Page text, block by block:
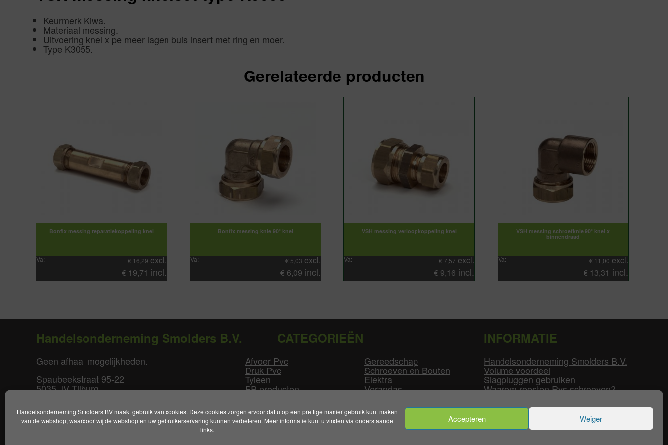
Handelsonderneming Smolders BV maakt gebruik van cookies. Deze cookies zorgen ervoor dat u op een prettige manier gebruik kunt maken
van de webshop, waardoor wij de webshop en uw gebruikerservaring kunnen verbeteren. Meer informatie kunt u vinden via onderstaande
links.
Accepteren Weiger
Keurmerk Kiwa.
Materiaal messing.
Uitvoering knel x pe meer lagen buis insert met ring en moer.
Type K3055.
Gerelateerde producten
Bonfix messing reparatiekoppeling knel
Va: € 16,29 excl.
€ 19,71 incl.
Bonfix messing knie 90° knel
Va: € 5,03 excl.
€ 6,09 incl.
VSH messing verloopkoppeling knel
Va: € 7,57 excl.
€ 9,16 incl.
VSH messing schroefknie 90° knel x
binnendraad
Va: € 11,00 excl.
€ 13,31 incl.
Handelsonderneming Smolders B.V.
Geen afhaal mogelijkheden.
Spaubeekstraat 95-22
5035 JV Tilburg
T. +31(0)85-0640877
E.info@smoldersbv.nl
CATEGORIEËN
Afvoer Pvc
Druk Pvc
Tyleen
PP producten
GLW producten
Gereedschap
Schroeven en Bouten
Elektra
Verandas
Overige
INFORMATIE
Handelsonderneming Smolders B.V.
Volume voordeel
Slagpluggen gebruiken
Waarom roesten Rvs schroeven?
Pvc-buizen diameters
Flenzen tabel
|Algemene Voorwaarden